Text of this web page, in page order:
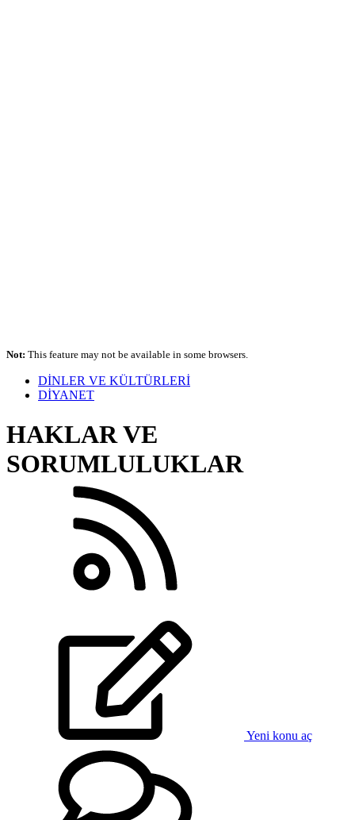
Not: This feature may not be available in some browsers.
DİNLER VE KÜLTÜRLERİ
DİYANET
HAKLAR VE
SORUMLULUKLAR
Yeni konu aç